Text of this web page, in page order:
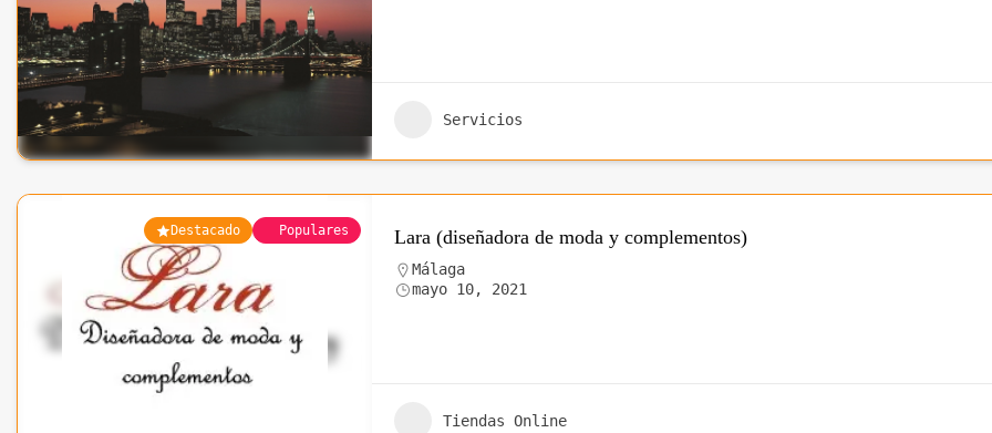
Servicios
Destacado Populares Lara (diseñadora de moda y complementos)
Málaga
mayo 10, 2021
Tiendas Online